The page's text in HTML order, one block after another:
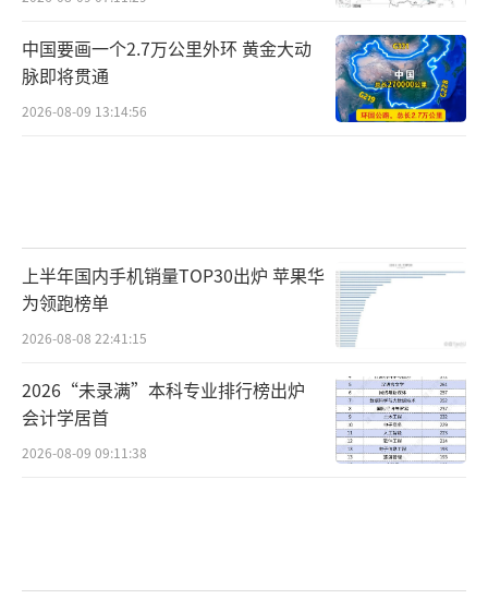
中国要画一个2.7万公里外环 黄金大动
脉即将贯通
2026-08-09 13:14:56
上半年国内手机销量TOP30出炉 苹果华
为领跑榜单
2026-08-08 22:41:15
2026“未录满”本科专业排行榜出炉
会计学居首
2026-08-09 09:11:38